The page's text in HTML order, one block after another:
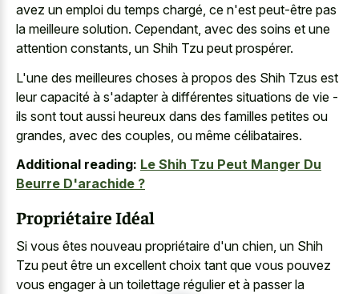
avez un emploi du temps chargé, ce n'est peut-être pas
la meilleure solution. Cependant, avec des soins et une
attention constants, un Shih Tzu peut prospérer.
L'une des meilleures choses à propos des Shih Tzus est
leur capacité à s'adapter à différentes situations de vie -
ils sont tout aussi heureux dans des familles petites ou
grandes, avec des couples, ou même célibataires.
Additional reading: Le Shih Tzu Peut Manger Du
Beurre D'arachide ?
Propriétaire Idéal
Si vous êtes nouveau propriétaire d'un chien, un Shih
Tzu peut être un excellent choix tant que vous pouvez
vous engager à un toilettage régulier et à passer la